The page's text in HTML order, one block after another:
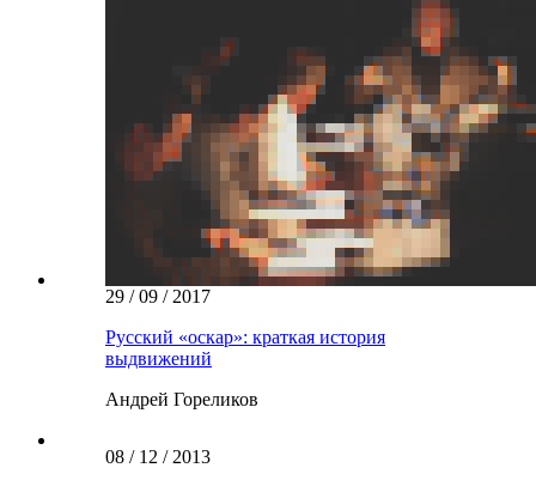
29 / 09 / 2017
Русский «оскар»: краткая история
выдвижений
Андрей Гореликов
08 / 12 / 2013